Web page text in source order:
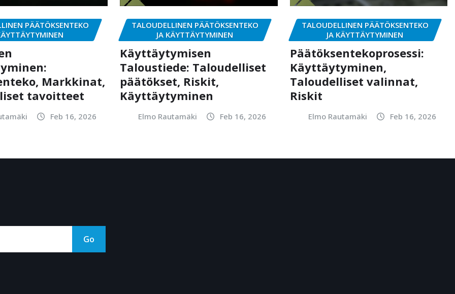
PÄÄTÖKSENTEKO
Markkinat,
tavoitteet
Feb 16, 2026
TALOUDELLINEN PÄÄTÖKSENTEKO
JA KÄYTTÄYTYMINEN
Käyttäytymisen
Taloustiede: Taloudelliset
päätökset, Riskit,
Käyttäytyminen
Elmo Rautamäki Feb 16, 2026
TALOUDELLINEN PÄÄTÖKSENTEKO
JA KÄYTTÄYTYMINEN
Päätöksentekoprosessi:
Käyttäytyminen,
Taloudelliset valinnat,
Riskit
Elmo Rautamäki Feb 16, 2026
Go